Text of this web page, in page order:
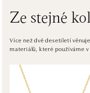
ALOve OC
Pribinova 8, 811 09
tel.: +421917090467
HALADA OC
Ze stejné
Více než dvě desetiletí
materiálů, které používáme v